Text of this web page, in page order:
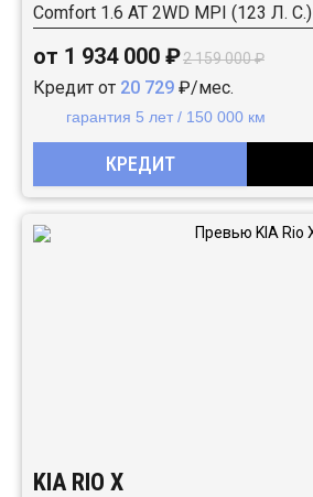
Comfort 1.6 АТ 2WD MPI (123 Л. C.)
от 1 934 000 ₽2 159 000 ₽
Кредит от 20 729 ₽/мес.
гарантия 5 лет / 150 000 км
КРЕДИТ
KIA RIO X